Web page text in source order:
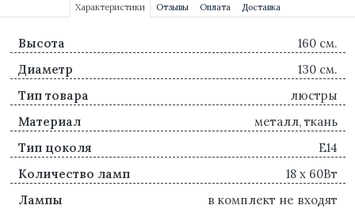
Характеристики Отзывы Оплата Доставка
Высота
160 см.
Диаметр
130 см.
Тип товара
люстры
Материал
металл, ткань
Тип цоколя
E14
Количество ламп
18 x 60Вт
Лампы
в комплект не входят